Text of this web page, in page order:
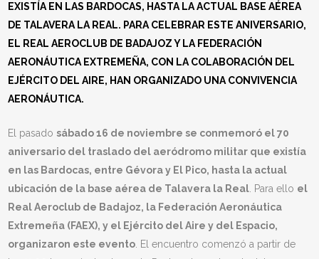
EXISTÍA EN LAS BARDOCAS, HASTA LA ACTUAL BASE AÉREA
DE TALAVERA LA REAL. PARA CELEBRAR ESTE ANIVERSARIO,
EL REAL AEROCLUB DE BADAJOZ Y LA FEDERACIÓN
AERONÁUTICA EXTREMEÑA, CON LA COLABORACIÓN DEL
EJÉRCITO DEL AIRE, HAN ORGANIZADO UNA CONVIVENCIA
AERONÁUTICA.
El pasadosábado 16 de noviembre se conmemoró el 70
aniversario del traslado del aeródromo militar que existía
en las Bardocas, entre Gévora y El Pico, hasta la actual
ubicación de la base aérea de Talavera la Real . Para ello el
Real Aeroclub de Badajoz, la Federación Aeronáutica
Extremeña (FAEX), y el Ejército del Aire y del Espacio,
organizaron este evento . El encuentro comenzó a partir de